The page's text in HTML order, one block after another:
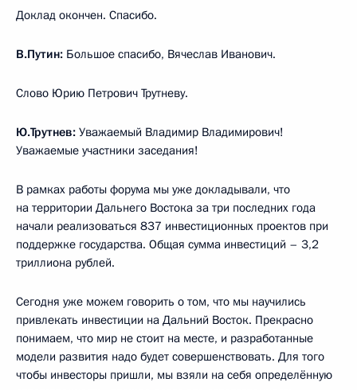
Доклад окончен. Спасибо.
В.Путин: Большое спасибо, Вячеслав Иванович.
Слово Юрию Петрович Трутневу.
Ю.Трутнев: Уважаемый Владимир Владимирович!
Уважаемые участники заседания!
В рамках работы форума мы уже докладывали, что
на территории Дальнего Востока за три последних года
начали реализоваться 837 инвестиционных проектов при
поддержке государства. Общая сумма инвестиций – 3,2
триллиона рублей.
Сегодня уже можем говорить о том, что мы научились
привлекать инвестиции на Дальний Восток. Прекрасно
понимаем, что мир не стоит на месте, и разработанные
модели развития надо будет совершенствовать. Для того
чтобы инвесторы пришли, мы взяли на себя определённую